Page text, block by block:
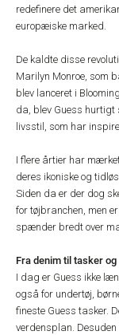
redefinere det
europæiske marked.
De kaldte disse
Marilyn Monroe, som
blev lanceret i
da, blev Guess hurtigt
livsstil, som har
I flere årtier har
deres ikoniske og
Siden da er der dog
for tøjbranchen, men
spænder bredt over
Fra denim til tasker
I dag er Guess ikke
også for undertøj,
fineste Guess tasker.
verdensplan.